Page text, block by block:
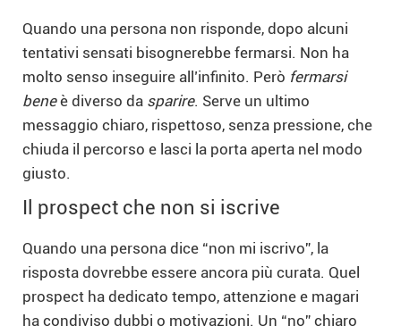
Quando una persona non risponde, dopo alcuni
tentativi sensati bisognerebbe fermarsi. Non ha
molto senso inseguire all’infinito. Però fermarsi
beneè diverso da sparire. Serve un ultimo
messaggio chiaro, rispettoso, senza pressione, che
chiuda il percorso e lasci la porta aperta nel modo
giusto.
Il prospect che non si iscrive
Quando una persona dice “non mi iscrivo”, la
risposta dovrebbe essere ancora più curata. Quel
prospect ha dedicato tempo, attenzione e magari
ha condiviso dubbi o motivazioni. Un “no” chiaro